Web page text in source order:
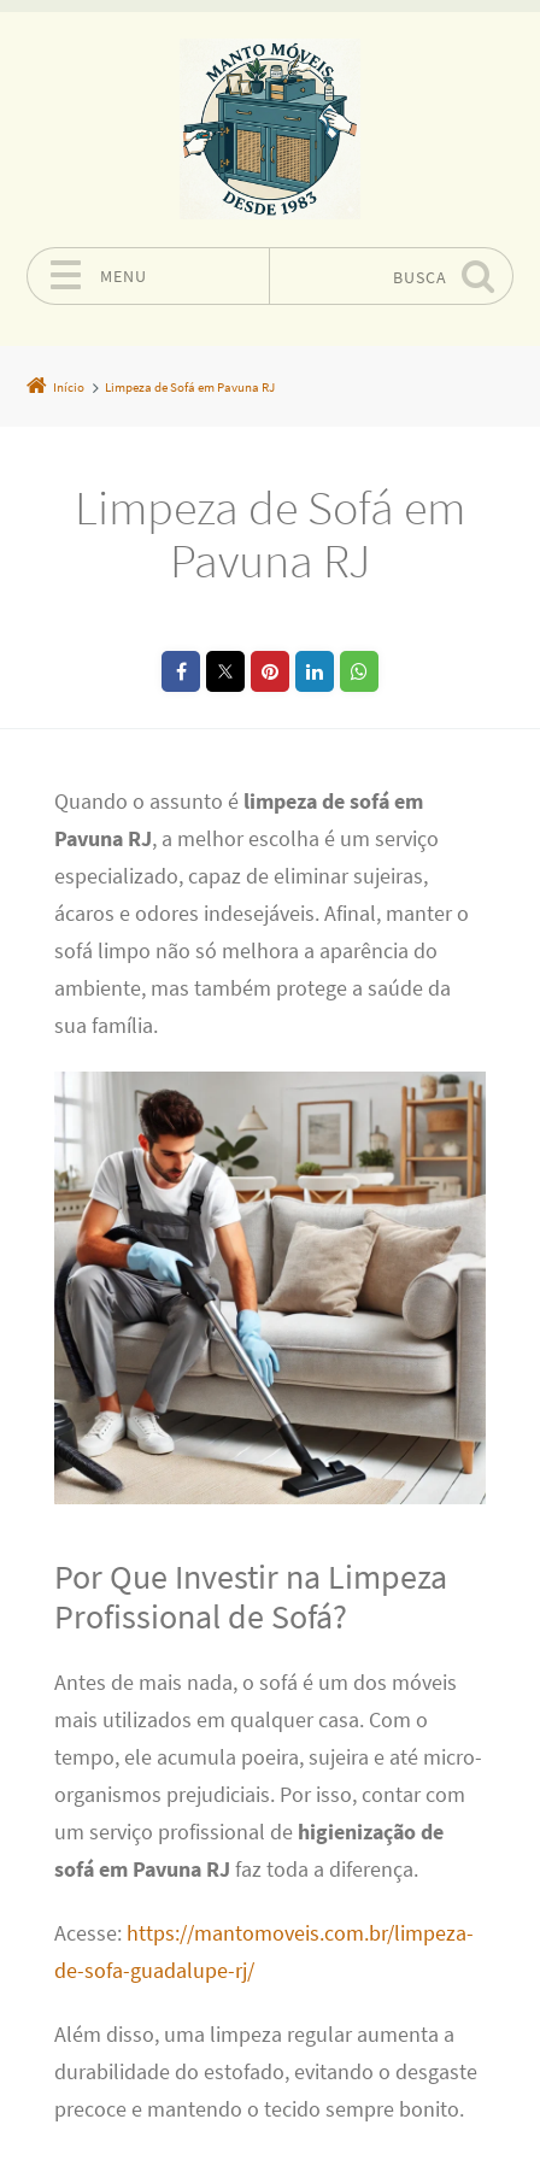
MENU BUSCA
Início Limpeza de Sofá em Pavuna RJ
Limpeza de Sofá em
Pavuna RJ
Quando o assunto é limpeza de sofá em
Pavuna RJ, a melhor escolha é um serviço
especializado, capaz de eliminar sujeiras,
ácaros e odores indesejáveis. Afinal, manter o
sofá limpo não só melhora a aparência do
ambiente, mas também protege a saúde da
sua família.
Por Que Investir na Limpeza
Profissional de Sofá?
Antes de mais nada, o sofá é um dos móveis
mais utilizados em qualquer casa. Com o
tempo, ele acumula poeira, sujeira e até micro-
organismos prejudiciais. Por isso, contar com
um serviço profissional de higienização de
sofá em Pavuna RJ faz toda a diferença.
Acesse: https://mantomoveis.com.br/limpeza-
de-sofa-guadalupe-rj/
Além disso, uma limpeza regular aumenta a
durabilidade do estofado, evitando o desgaste
precoce e mantendo o tecido sempre bonito.